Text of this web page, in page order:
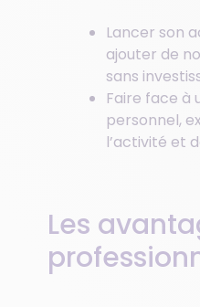
Lancer son
ajouter de
sans
Faire face à
personnel,
l’activité et
Les